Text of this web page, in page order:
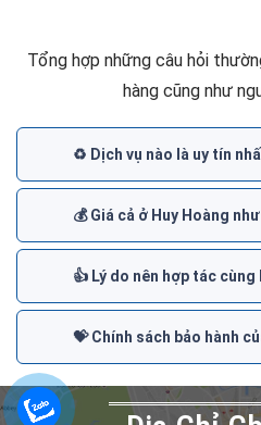
Tổng hợp những câu hỏi
hàng cũng như
♻️ Dịch vụ nào là uy tín
💰 Giá cả ở Huy Hoàng
👍 Lý do nên hợp tác cùng
💝 Chính sách bảo hành